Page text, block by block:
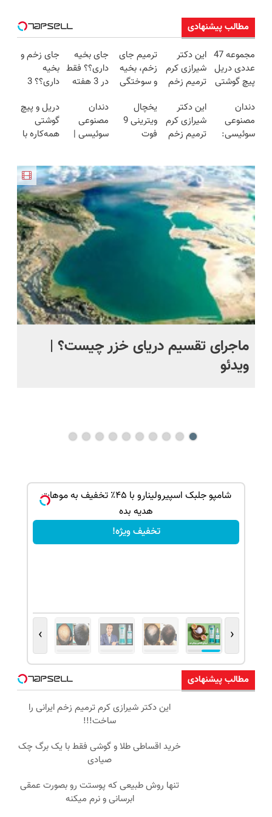
مطالب پیشنهادی
مجموعه 47
عددی دریل
پیچ گوشتی
(تخفیف به
مدت
محدود)
این دکتر
شیرازی کرم
ترمیم زخم
ساخت!!!
ترمیم جای
زخم، بخیه
و سوختگی
هفته!!😍
جای بخیه
داری؟؟ فقط
در 3 هفته
کن!😍
جای زخم و
بخیه
داری؟؟ 3
محوش کن!
دندان
مصنوعی
سوئیسی:
اروپا، سبک
و مقاوم |
پرداخت
قسطی
این دکتر
شیرازی کرم
ترمیم زخم
یخچال
ویترینی 9
فوت
دندان
مصنوعی
سوئیسی |
طبیعی!
ویزیت
رایگان+پرداخت
اقساطی😍
دریل و پیچ
گوشتی
همه‌کاره با
(نصف
قیمت بازار
🔥)
ماجرای تقسیم دریای خزر چیست؟ |
ویدئو
شامپو جلبک اسپیرولینارو با ۴۵٪ تخفیف به موهات
هدیه بده
تخفیف ویژه!
‹
›
مطالب پیشنهادی
این دکتر شیرازی کرم ترمیم زخم ایرانی را
ساخت!!!
خرید اقساطی طلا و گوشی فقط با یک برگ چک
صیادی
تنها روش طبیعی که پوستت رو بصورت عمقی
ابرسانی و نرم میکنه